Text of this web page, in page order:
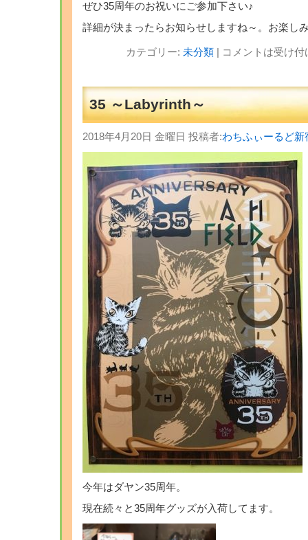
ぜひ35周年のお祝いにご参加下さい♪
詳細が決まったらお知らせしますね～。お楽し
カテゴリー: 未分類| コメントは受け
35 ～Labyrinth～
2018年4月20日 金曜日 投稿者:わちふぃーるど
今年はダヤン35周年。
現在続々と35周年グッズが入荷してます。